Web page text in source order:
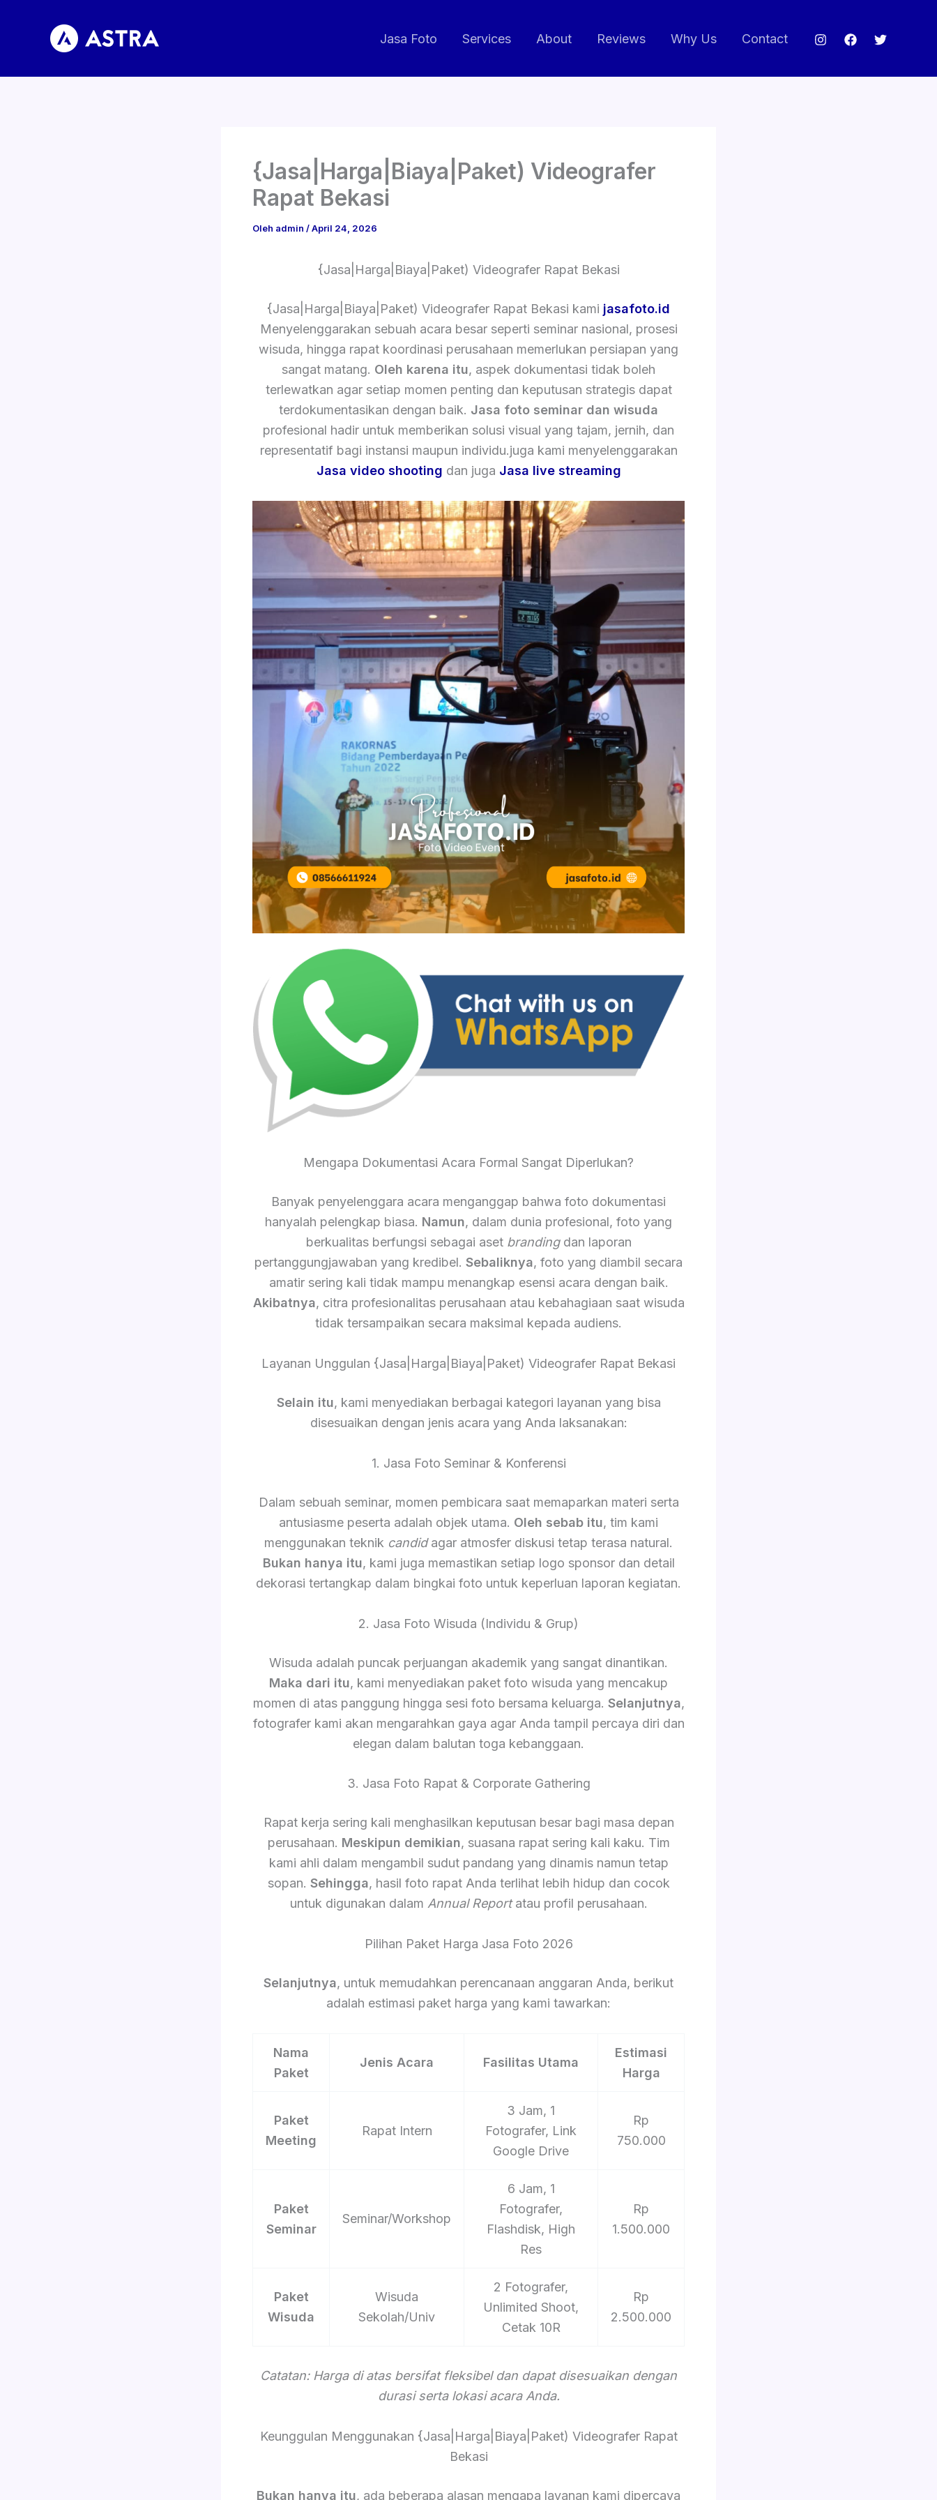
Jasa Foto Services About Reviews Why Us Contact
{Jasa|Harga|Biaya|Paket) Videografer
Rapat Bekasi
Oleh admin /April 24, 2026
{Jasa|Harga|Biaya|Paket) Videografer Rapat Bekasi
{Jasa|Harga|Biaya|Paket) Videografer Rapat Bekasi kami jasafoto.id
Menyelenggarakan sebuah acara besar seperti seminar nasional, prosesi
wisuda, hingga rapat koordinasi perusahaan memerlukan persiapan yang
sangat matang. Oleh karena itu, aspek dokumentasi tidak boleh
terlewatkan agar setiap momen penting dan keputusan strategis dapat
terdokumentasikan dengan baik. Jasa foto seminar dan wisuda
profesional hadir untuk memberikan solusi visual yang tajam, jernih, dan
representatif bagi instansi maupun individu.juga kami menyelenggarakan
Jasa video shooting dan juga Jasa live streaming
Mengapa Dokumentasi Acara Formal Sangat Diperlukan?
Banyak penyelenggara acara menganggap bahwa foto dokumentasi
hanyalah pelengkap biasa. Namun, dalam dunia profesional, foto yang
berkualitas berfungsi sebagai aset brandingdan laporan
pertanggungjawaban yang kredibel. Sebaliknya, foto yang diambil secara
amatir sering kali tidak mampu menangkap esensi acara dengan baik.
Akibatnya, citra profesionalitas perusahaan atau kebahagiaan saat wisuda
tidak tersampaikan secara maksimal kepada audiens.
Layanan Unggulan {Jasa|Harga|Biaya|Paket) Videografer Rapat Bekasi
Selain itu, kami menyediakan berbagai kategori layanan yang bisa
disesuaikan dengan jenis acara yang Anda laksanakan:
1. Jasa Foto Seminar & Konferensi
Dalam sebuah seminar, momen pembicara saat memaparkan materi serta
antusiasme peserta adalah objek utama. Oleh sebab itu, tim kami
menggunakan teknik candidagar atmosfer diskusi tetap terasa natural.
Bukan hanya itu, kami juga memastikan setiap logo sponsor dan detail
dekorasi tertangkap dalam bingkai foto untuk keperluan laporan kegiatan.
2. Jasa Foto Wisuda (Individu & Grup)
Wisuda adalah puncak perjuangan akademik yang sangat dinantikan.
Maka dari itu, kami menyediakan paket foto wisuda yang mencakup
momen di atas panggung hingga sesi foto bersama keluarga. Selanjutnya,
fotografer kami akan mengarahkan gaya agar Anda tampil percaya diri dan
elegan dalam balutan toga kebanggaan.
3. Jasa Foto Rapat & Corporate Gathering
Rapat kerja sering kali menghasilkan keputusan besar bagi masa depan
perusahaan. Meskipun demikian, suasana rapat sering kali kaku. Tim
kami ahli dalam mengambil sudut pandang yang dinamis namun tetap
sopan. Sehingga, hasil foto rapat Anda terlihat lebih hidup dan cocok
untuk digunakan dalam Annual Reportatau profil perusahaan.
Pilihan Paket Harga Jasa Foto 2026
Selanjutnya, untuk memudahkan perencanaan anggaran Anda, berikut
adalah estimasi paket harga yang kami tawarkan:
Nama
Paket
Jenis Acara Fasilitas Utama
Estimasi
Harga
Paket
Meeting
Rapat Intern
3 Jam, 1
Fotografer, Link
Google Drive
Rp
750.000
Paket
Seminar
Seminar/Workshop
6 Jam, 1
Fotografer,
Flashdisk, High
Res
Rp
1.500.000
Paket
Wisuda
Wisuda
Sekolah/Univ
2 Fotografer,
Unlimited Shoot,
Cetak 10R
Rp
2.500.000
Catatan: Harga di atas bersifat fleksibel dan dapat disesuaikan dengan
durasi serta lokasi acara Anda.
Keunggulan Menggunakan {Jasa|Harga|Biaya|Paket) Videografer Rapat
Bekasi
Bukan hanya itu, ada beberapa alasan mengapa layanan kami dipercaya